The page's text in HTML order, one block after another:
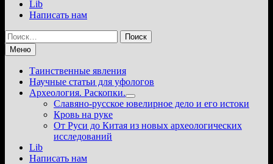
Lib
Написать нам
Найти:
Меню
Таинственные явления
Научные статьи для уфологов
Археология. Раскопки.
Показать
подменю
Славяно-русское ювелирное дело и его истоки
Кровь на руке
От Руси до Китая из новых археологических
исследований
Lib
Написать нам